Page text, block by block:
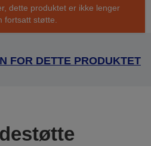
dette produktet er ikke lenger
fortsatt støtte.
FOR DETTE PRODUKTET